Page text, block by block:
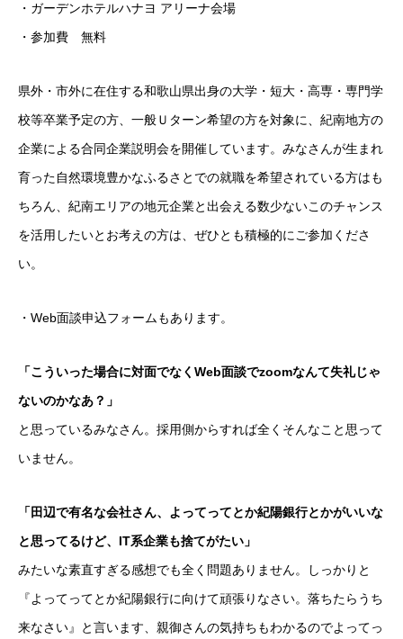
・ガーデンホテルハナヨ アリーナ会場
・参加費 無料
県外・市外に在住する和歌山県出身の大学・短大・高専・専門学
校等卒業予定の方、一般Ｕターン希望の方を対象に、紀南地方の
企業による合同企業説明会を開催しています。みなさんが生まれ
育った自然環境豊かなふるさとでの就職を希望されている方はも
ちろん、紀南エリアの地元企業と出会える数少ないこのチャンス
を活用したいとお考えの方は、ぜひとも積極的にご参加くださ
い。
・Web面談申込フォームもあります。
「こういった場合に対面でなくWeb面談でzoomなんて失礼じゃ
ないのかなあ？」
と思っているみなさん。採用側からすれば全くそんなこと思って
いません。
「田辺で有名な会社さん、よってってとか紀陽銀行とかがいいな
と思ってるけど、IT系企業も捨てがたい」
みたいな素直すぎる感想でも全く問題ありません。しっかりと
『よってってとか紀陽銀行に向けて頑張りなさい。落ちたらうち
来なさい』と言います、親御さんの気持ちもわかるのでよってっ